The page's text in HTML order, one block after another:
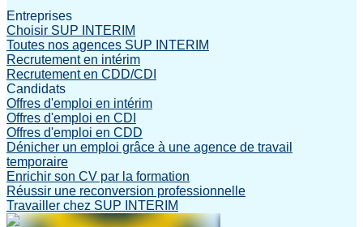
Entreprises
Choisir SUP INTERIM
Toutes nos agences SUP INTERIM
Recrutement en intérim
Recrutement en CDD/CDI
Candidats
Offres d'emploi en intérim
Offres d'emploi en CDI
Offres d'emploi en CDD
Dénicher un emploi grâce à une agence de travail
temporaire
Enrichir son CV par la formation
Réussir une reconversion professionnelle
Travailler chez SUP INTERIM